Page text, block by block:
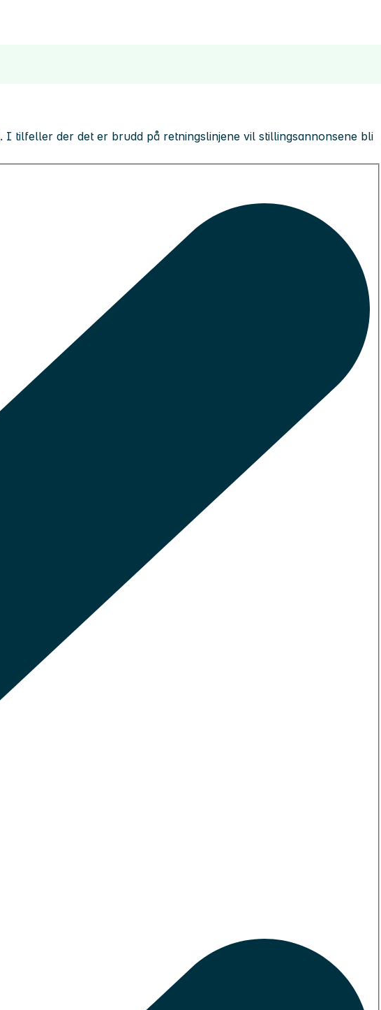
. I tilfeller der det er brudd på retningslinjene vil stillingsannonsene bli